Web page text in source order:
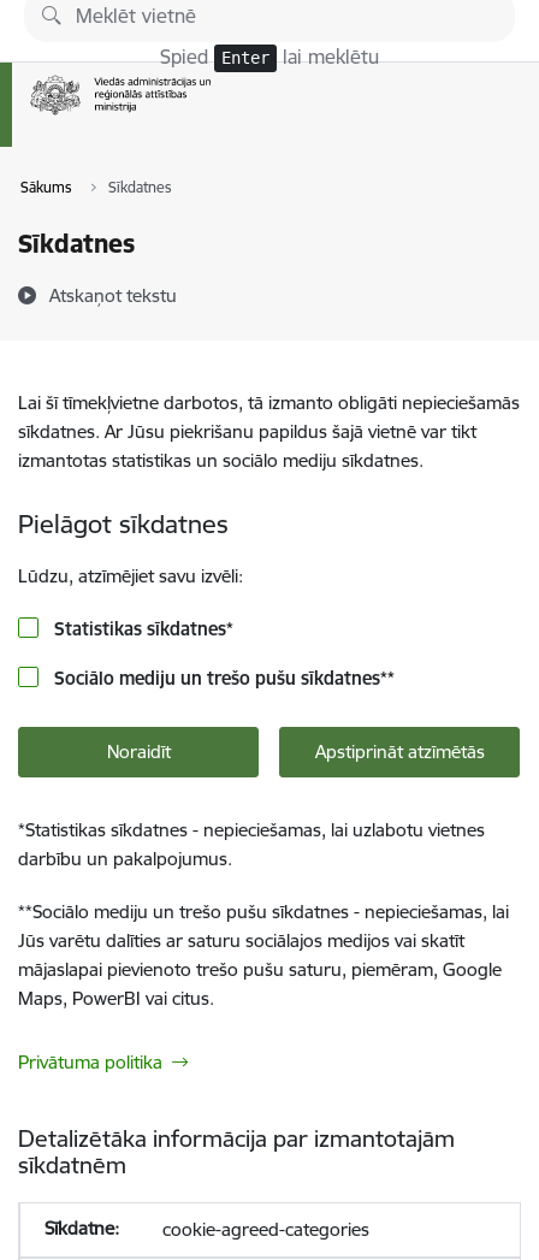
Pāriet uz lapas saturu
Spied Enter lai meklētu
Sākums Sīkdatnes
Sīkdatnes
Atskaņot tekstu
Lai šī tīmekļvietne darbotos, tā izmanto obligāti nepieciešamās
sīkdatnes. Ar Jūsu piekrišanu papildus šajā vietnē var tikt
izmantotas statistikas un sociālo mediju sīkdatnes.
Pielāgot sīkdatnes
Lūdzu, atzīmējiet savu izvēli:
Statistikas sīkdatnes*
Sociālo mediju un trešo pušu sīkdatnes**
Noraidīt Apstiprināt atzīmētās
*Statistikas sīkdatnes - nepieciešamas, lai uzlabotu vietnes
darbību un pakalpojumus.
**Sociālo mediju un trešo pušu sīkdatnes - nepieciešamas, lai
Jūs varētu dalīties ar saturu sociālajos medijos vai skatīt
mājaslapai pievienoto trešo pušu saturu, piemēram, Google
Maps, PowerBI vai citus.
Privātuma politika
Detalizētāka informācija par izmantotajām
sīkdatnēm
cookie-agreed-categories